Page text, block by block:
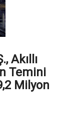
Akıllı
Temini
Milyon